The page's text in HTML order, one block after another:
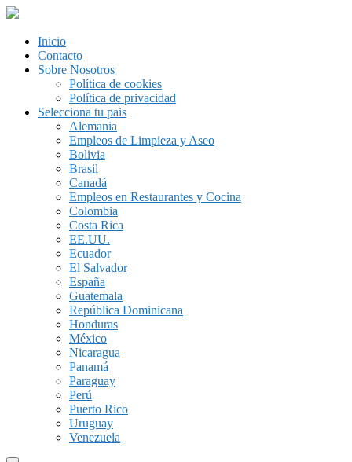
Inicio
Contacto
Sobre Nosotros
Política de cookies
Política de privacidad
Selecciona tu pais
Alemania
Empleos de Limpieza y Aseo
Bolivia
Brasil
Canadá
Empleos en Restaurantes y Cocina
Colombia
Costa Rica
EE.UU.
Ecuador
El Salvador
España
Guatemala
República Dominicana
Honduras
México
Nicaragua
Panamá
Paraguay
Perú
Puerto Rico
Uruguay
Venezuela